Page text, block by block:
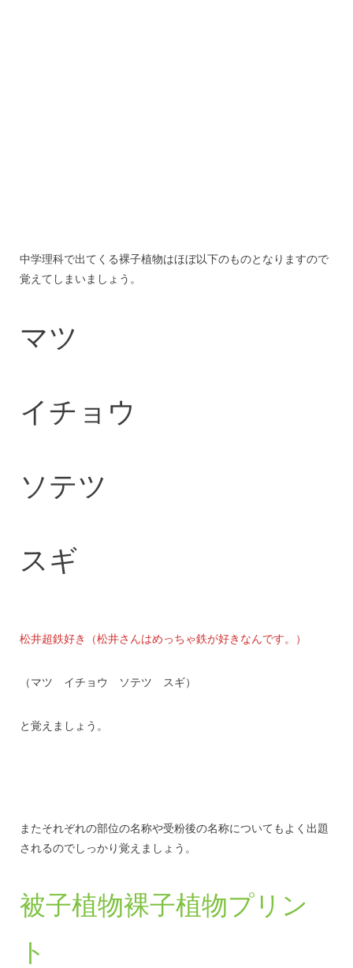
中学理科で出てくる裸子植物はほぼ以下のものとなりますので
覚えてしまいましょう。
マツ
イチョウ
ソテツ
スギ
松井超鉄好き（松井さんはめっちゃ鉄が好きなんです。）
（マツ イチョウ ソテツ スギ）
と覚えましょう。
またそれぞれの部位の名称や受粉後の名称についてもよく出題
されるのでしっかり覚えましょう。
被子植物裸子植物プリン
ト